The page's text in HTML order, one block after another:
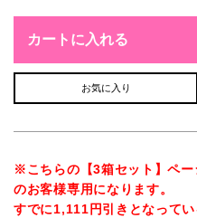
カートに入れる
お気に入り
※こちらの【3箱セット】ペ
のお客様専用になります。
すでに1,111円引きとなって